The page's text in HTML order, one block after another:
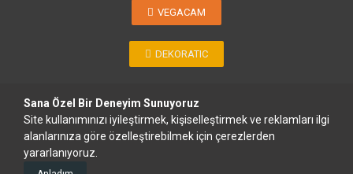
VEGACAM
DEKORATIC
Copyright © AYNA DEKOR - Her Hakkı Saklıdır. VEGACAM
Sana Özel Bir Deneyim Sunuyoruz
Site kullanımınızı iyileştirmek, kişiselleştirmek ve reklamları ilgi
alanlarınıza göre özelleştirebilmek için çerezlerden
yararlanıyoruz.